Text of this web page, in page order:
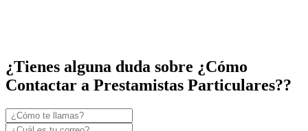
¿Tienes alguna duda sobre ¿Cómo
Contactar a Prestamistas Particulares??